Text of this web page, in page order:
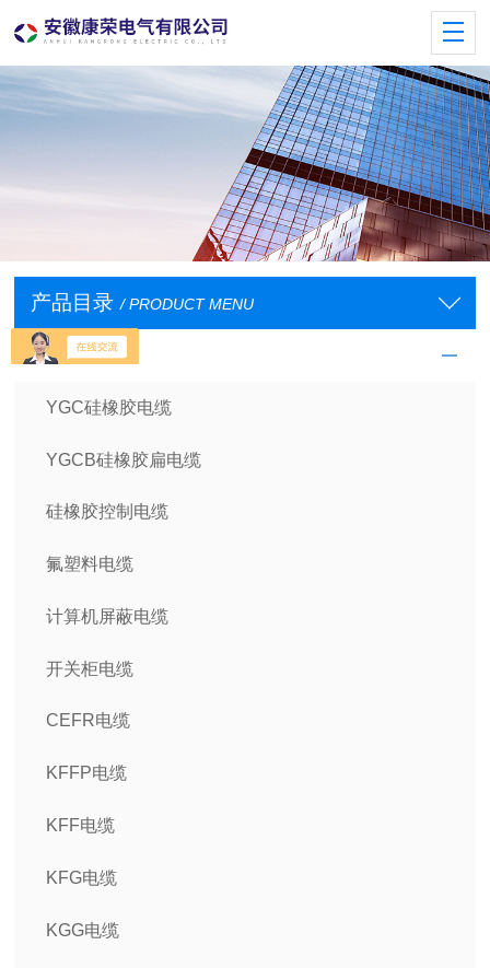
产品目录 / PRODUCT MENU
电缆
YGC硅橡胶电缆
YGCB硅橡胶扁电缆
硅橡胶控制电缆
氟塑料电缆
计算机屏蔽电缆
开关柜电缆
CEFR电缆
KFFP电缆
KFF电缆
KFG电缆
KGG电缆